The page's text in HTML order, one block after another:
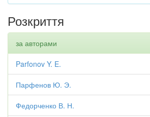
Розкриття
за авторами
Parfonov Y. E.
Парфенов Ю. Э.
Федорченко В. Н.